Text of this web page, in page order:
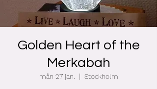
Golden Heart of the
Merkabah
mån 27 jan.
  |
Stockholm